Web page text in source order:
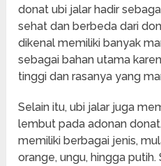
donat ubi jalar hadir
sehat dan berbeda dari
dikenal memiliki banyak
sebagai bahan utama
tinggi dan rasanya yang
Selain itu, ubi jalar juga
lembut pada adonan
memiliki berbagai jenis,
orange, ungu, hingga putih.